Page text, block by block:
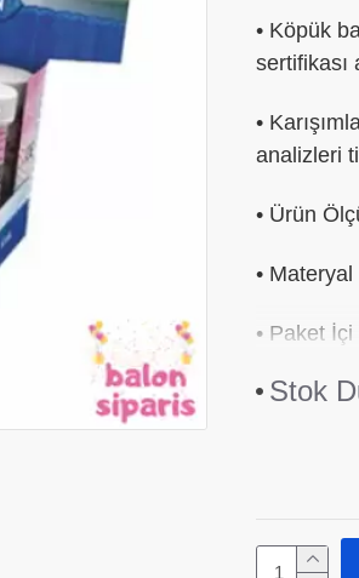
• Köpük
sertifikası
•
analizleri
• Ürün
•
• Paket
Stok